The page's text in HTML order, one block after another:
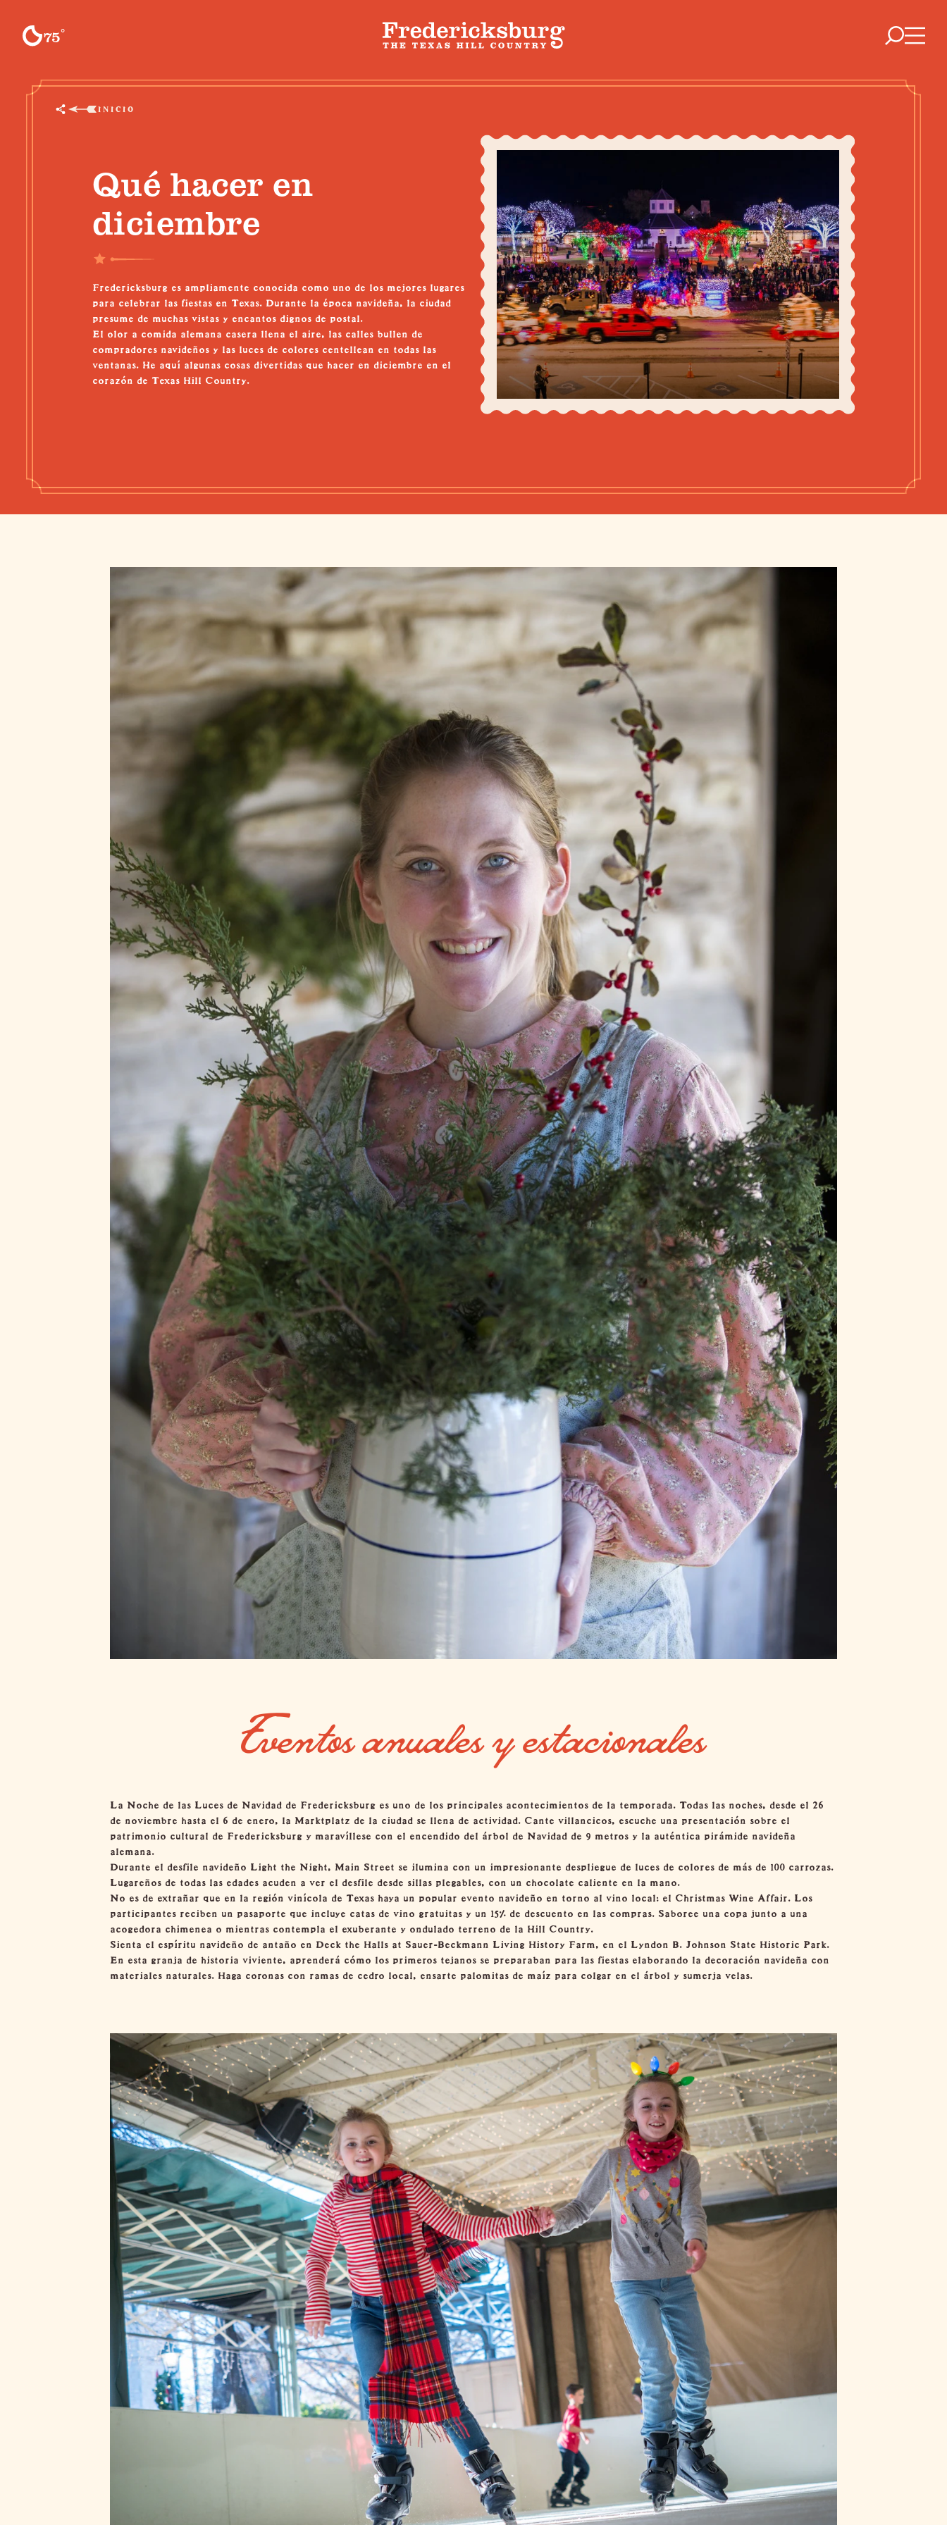
75°F
INICIO
Qué hacer en
diciembre
Fredericksburg es ampliamente conocida como uno de los mejores lugares
para celebrar las fiestas en Texas. Durante la época navideña, la ciudad
presume de muchas vistas y encantos dignos de postal.
El olor a comida alemana casera llena el aire, las calles bullen de
compradores navideños y las luces de colores centellean en todas las
ventanas. He aquí algunas cosas divertidas que hacer en diciembre en el
corazón de Texas Hill Country.
Eventos anuales y estacionales
La Noche de las Luces de Navidad de Fredericksburg es uno de los principales acontecimientos de la temporada. Todas las noches, desde el 26
de noviembre hasta el 6 de enero, la Marktplatz de la ciudad se llena de actividad. Cante villancicos, escuche una presentación sobre el
patrimonio cultural de Fredericksburg y maravíllese con el encendido del árbol de Navidad de 9 metros y la auténtica pirámide navideña
alemana.
Durante el desfile navideño Light the Night, Main Street se ilumina con un impresionante despliegue de luces de colores de más de 100 carrozas.
Lugareños de todas las edades acuden a ver el desfile desde sillas plegables, con un chocolate caliente en la mano.
No es de extrañar que en la región vinícola de Texas haya un popular evento navideño en torno al vino local: el Christmas Wine Affair. Los
participantes reciben un pasaporte que incluye catas de vino gratuitas y un 15% de descuento en las compras. Saboree una copa junto a una
acogedora chimenea o mientras contempla el exuberante y ondulado terreno de la Hill Country.
Sienta el espíritu navideño de antaño en Deck the Halls at Sauer-Beckmann Living History Farm, en el Lyndon B. Johnson State Historic Park.
En esta granja de historia viviente, aprenderá cómo los primeros tejanos se preparaban para las fiestas elaborando la decoración navideña con
materiales naturales. Haga coronas con ramas de cedro local, ensarte palomitas de maíz para colgar en el árbol y sumerja velas.